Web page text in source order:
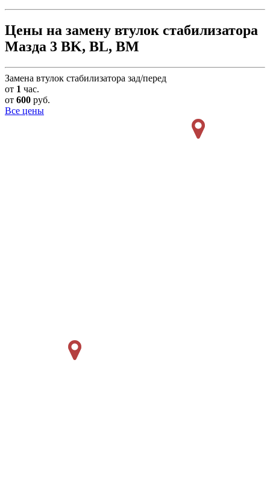
Цены на замену втулок стабилизатора
Мазда 3 BK, BL, BM
Замена втулок стабилизатора зад/перед
от 1 час.
от 600 руб.
Все цены